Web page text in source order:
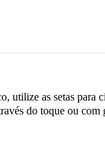
utilize as setas para
do toque ou com